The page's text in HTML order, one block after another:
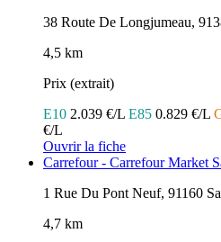
38 Route De Longjumeau,
4,5 km
Prix (extrait)
E10 2.039 €/L E85 0.829 €/L
€/L
Ouvrir la fiche
Carrefour - Carrefour Market
1 Rue Du Pont Neuf, 91160
4,7 km